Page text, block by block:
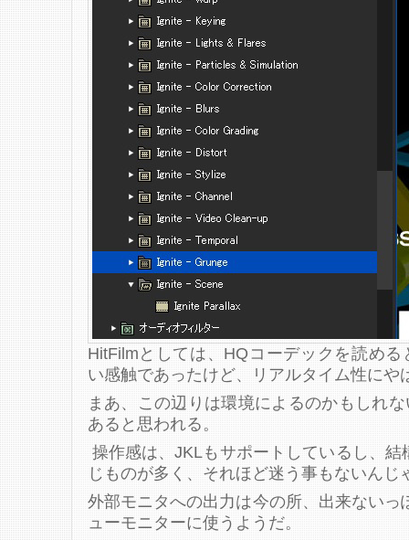
HitFilmとしては、HQコーデックを読め
い感触であったけど、リアルタイム性にや
まあ、この辺りは環境によるのかもしれ
あると思われる。
操作感は、JKLもサポートしているし、
じものが多く、それほど迷う事もないんじ
外部モニタへの出力は今の所、出来ないっ
ューモニターに使うようだ。